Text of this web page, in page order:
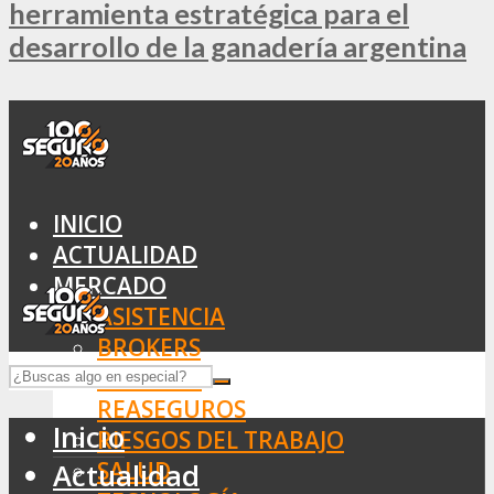
herramienta estratégica para el
desarrollo de la ganadería argentina
INICIO
ACTUALIDAD
MERCADO
ASISTENCIA
BROKERS
SEGUROS
REASEGUROS
RIESGOS DEL TRABAJO
SALUD
Inicio
Actualidad